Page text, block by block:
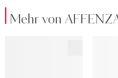
Mehr von